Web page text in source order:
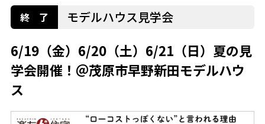
モデルハウス見学会
6/19（金）6/20（土）6/21（日）夏の見
学会開催！＠茂原市早野新田モデルハウ
ス